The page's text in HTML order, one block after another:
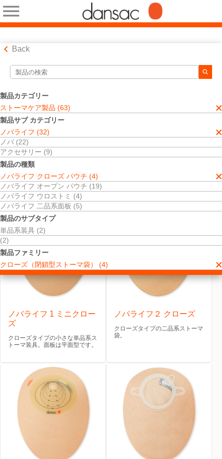
Back
製品カテゴリー
ストーマケア製品 (63)
製品サブ カテゴリー
ノバライフ (32)
ノバ (22)
アクセサリー (9)
製品の種類
ノバライフ クローズ パウチ (4)
ノバライフ オープン パウチ (19)
ノバライフ ウロストミ (4)
ノバライフ 二品系面板 (5)
製品のサブタイプ
単品系装具 (2)
(2)
製品ファミリー
クローズ（閉鎖型ストーマ袋） (4)
検索ツール
検索結果
ストーマケア製品
ノバライフ
ノバライフ クローズ パウチ
クローズ（閉鎖型ストーマ袋）
検索結果4件
並べ替え:
ノバライフ 1 ミニクロー
ズ
クローズタイプの小さな単品系ス
トーマ装具。面板は平面型です。
ノバライフ２ クローズ
クローズタイプの二品系ストーマ
袋。